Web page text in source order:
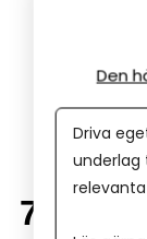
utbud
Ger dig
7. En
Den
Driva
underlag